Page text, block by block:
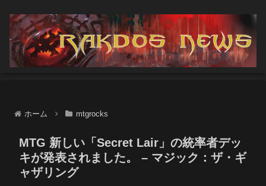
ホーム mtgrocks
MTG 新しい「Secret Lair」の統率者デッ
キが発表されました。 – マジック：ザ・ギ
ャザリング